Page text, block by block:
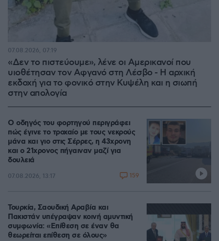
«Δεν το πιστεύουμε», λένε οι Αμερικανοί που
υιοθέτησαν τον Αφγανό στη Λέσβο - Η αρχική
εκδοχή για το φονικό στην Κυψέλη και η σιωπή
στην απολογία
07.08.2026, 07:19
Ο οδηγός του φορτηγού περιγράφει
πώς έγινε το τροχαίο με τους νεκρούς
μάνα και γιο στις Σέρρες, η 43χρονη
και ο 21χρονος πήγαιναν μαζί για
δουλειά
07.08.2026, 13:17 159
Τουρκία, Σαουδική Αραβία και
Πακιστάν υπέγραψαν κοινή αμυντική
συμφωνία: «Επίθεση σε έναν θα
θεωρείται επίθεση σε όλους»